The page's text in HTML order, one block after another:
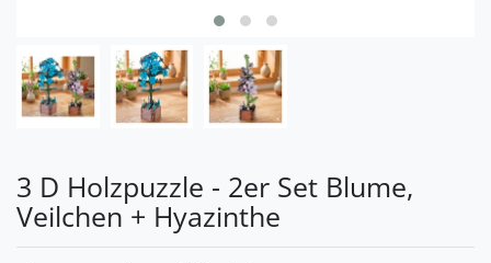
3 D Holzpuzzle - 2er Set Blume,
Veilchen + Hyazinthe